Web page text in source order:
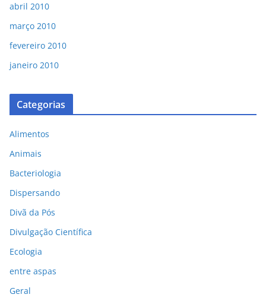
abril 2010
março 2010
fevereiro 2010
janeiro 2010
Categorias
Alimentos
Animais
Bacteriologia
Dispersando
Divã da Pós
Divulgação Científica
Ecologia
entre aspas
Geral